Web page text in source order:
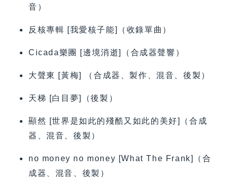
音）
反核專輯 [我愛核子能]（收錄單曲）
Cicada樂團 [邊境消逝]（合成器聲響）
大聲東 [黃梅] （合成器、製作、混音、後製）
天梯 [白目夢]（後製）
顯然 [世界是如此的殘酷又如此的美好]（合成
器、混音、後製）
no money no money [What The Frank]（合
成器、混音、後製）